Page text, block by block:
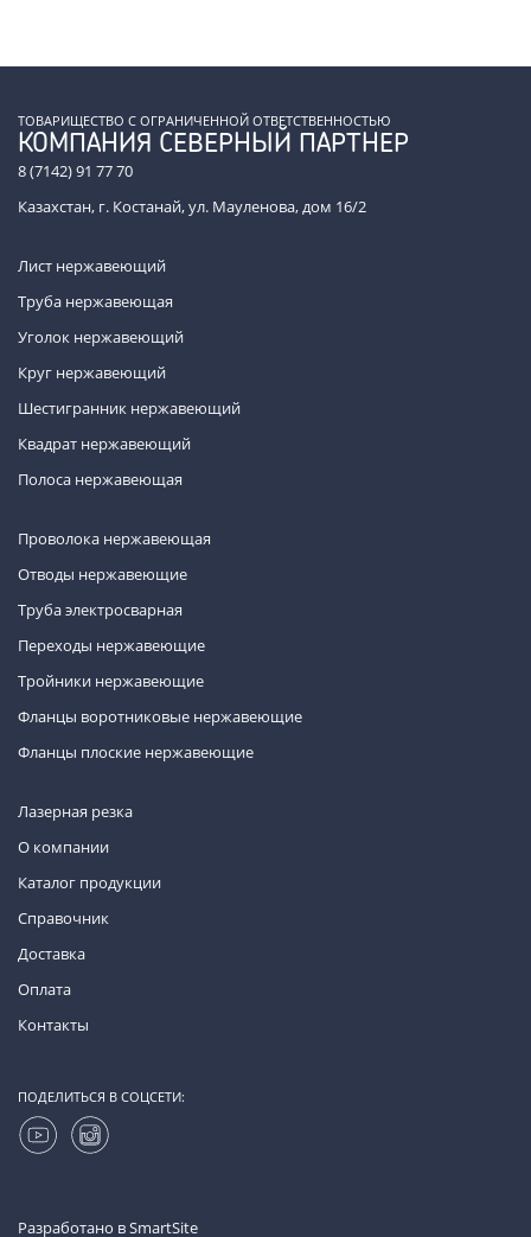
ТОВАРИЩЕСТВО С ОГРАНИЧЕННОЙ ОТВЕТСТВЕННОСТЬЮ
КОМПАНИЯ СЕВЕРНЫЙ ПАРТНЕР
8 (7142) 91 77 70
Казахстан, г. Костанай, ул. Мауленова, дом 16/2
Лист нержавеющий
Труба нержавеющая
Уголок нержавеющий
Круг нержавеющий
Шестигранник нержавеющий
Квадрат нержавеющий
Полоса нержавеющая
Проволока нержавеющая
Отводы нержавеющие
Труба электросварная
Переходы нержавеющие
Тройники нержавеющие
Фланцы воротниковые нержавеющие
Фланцы плоские нержавеющие
Лазерная резка
О компании
Каталог продукции
Справочник
Доставка
Оплата
Контакты
ПОДЕЛИТЬСЯ В СОЦСЕТИ:
Разработано вSmartSite